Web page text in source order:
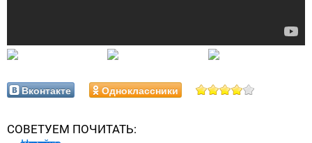
Вконтакте Одноклассники
СОВЕТУЕМ ПОЧИТАТЬ: